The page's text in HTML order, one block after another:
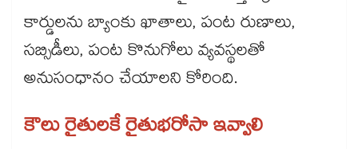
కార్డులను బ్యాంకు ఖాతాలు, పంట రుణాలు,
సబ్సిడీలు, పంట కొనుగోలు వ్యవస్థలతో
అనుసంధానం చేయాలని కోరింది.
కౌలు రైతులకే రైతుభరోసా ఇవ్వాలి